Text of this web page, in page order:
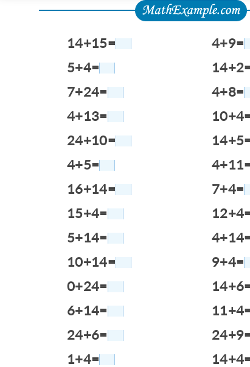
14+15=
4+9=
5+4=
7+24=
4+8=
4+13=
24+10=
4+5=
16+14=
7+4=
15+4=
5+14=
10+14=
9+4=
0+24=
6+14=
24+6=
1+4=